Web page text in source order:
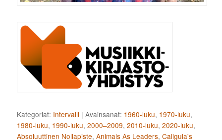
Kategoriat: Intervalli |Avainsanat: 1960-luku, 1970-luku,
1980-luku, 1990-luku,2000–2009,2010-luku,2020-luku,
Absoluuttinen Nollapiste,Animals As Leaders,Caligula's